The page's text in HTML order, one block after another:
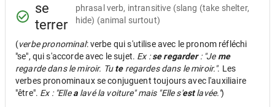
se
terrer
phrasal verb, intransitive (slang (take shelter,
hide) (animal surtout)
(verbe pronominal: verbe qui s'utilise avec le pronom réfléchi
"se", qui s'accorde avec le sujet. Ex :se regarder: "Je me
regarde dans le miroir. Tuteregardes dans le miroir.". Les
verbes pronominaux se conjuguent toujours avec l'auxiliaire
"être". Ex : "Ellea lavé la voiture" mais "Elle s'estlavée.")